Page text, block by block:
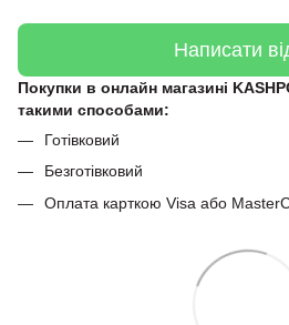
Написати
Покупки в онлайн магазині
такими способами:
Готівковий
Безготівковий
Оплата карткою Visa або